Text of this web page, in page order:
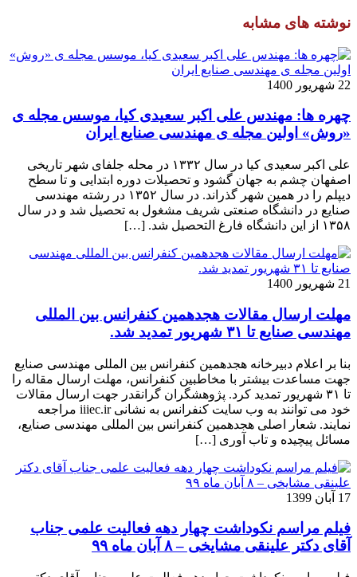
نوشته های مشابه
22 شهریور 1400
چهره ها: مهندس علی اکبر سعیدی کیا، موسس مجله ی
«روش» اولین مجله ی مهندسی صنایع ایران
علی اکبر سعیدی کیا در سال ۱۳۳۲ در محله جلفای شهر تاریخی
اصفهان چشم به جهان گشود و تحصیلات دوره ابتدایی و تا سطح
دیپلم را در همین شهر گذراند. در سال ۱۳۵۲ در رشته مهندسی
صنایع در دانشگاه صنعتی شریف مشغول به تحصیل شد و در سال
۱۳۵۸ از این دانشگاه فارغ التحصیل شد. […]
21 شهریور 1400
مهلت ارسال مقالات هجدهمین کنفرانس بین المللی
مهندسی صنایع تا ۳۱ شهریور تمدید شد.
بنا بر اعلام دبیرخانه هجدهمین کنفرانس بین المللی مهندسی صنایع
جهت مساعدت بیشتر با مخاطبین کنفرانس، مهلت ارسال مقاله را
تا ۳۱ شهریور تمدید کرد. پژوهشگران گرانقدر جهت ارسال مقالات
خود می توانند به وب سایت کنفرانس به نشانی iiiec.ir مراجعه
نمایند. شعار اصلی هجدهمین کنفرانس بین المللی مهندسی صنایع،
مسائل پیچیده و تاب آوری […]
17 آبان 1399
فیلم مراسم نکوداشت چهار دهه فعالیت علمی جناب
آقای دکتر علینقی مشایخی – ۸ آبان ماه ۹۹